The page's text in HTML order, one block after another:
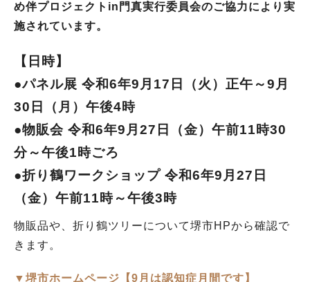
め伴プロジェクト in 門真実行委員会のご協力により実
施されています。
【日時】
●パネル展 令和6年9月17日（火）正午～9月
30日（月）午後4時
●物販会 令和6年9月27日（金）午前11時30
分～午後1時ごろ
●折り鶴ワークショップ 令和6年9月27日
（金）午前11時～午後3時
物販品や、折り鶴ツリーについて堺市HPから確認で
きます。
▼堺市ホームページ【9月は認知症月間です】